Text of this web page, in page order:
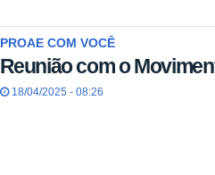
PROAE COM VOCÊ
Reunião com o
18/04/2025 - 08:26